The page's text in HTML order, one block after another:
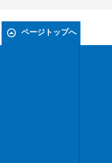
ページトップへ